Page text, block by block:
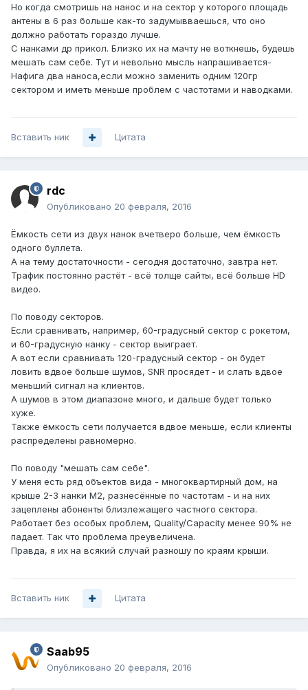
Но когда смотришь на нанос и на сектор у которого площадь
антены в 6 раз больше как-то задумывваешься, что оно
должно работать гораздо лучше.
С нанками др прикол. Близко их на мачту не воткнешь, будешь
мешать сам себе. Тут и невольно мысль напрашивается-
Нафига два наноса,если можно заменить одним 120гр
сектором и иметь меньше проблем с частотами и наводками.
Вставить ник Цитата
rdc
Опубликовано 20 февраля, 2016
Ёмкость сети из двух нанок вчетверо больше, чем ёмкость
одного буллета.
А на тему достаточности - сегодня достаточно, завтра нет.
Трафик постоянно растёт - всё толще сайты, всё больше HD
видео.
По поводу секторов.
Если сравнивать, например, 60-градусный сектор с рокетом,
и 60-градусную нанку - сектор выиграет.
А вот если сравнивать 120-градусный сектор - он будет
ловить вдвое больше шумов, SNR просядет - и слать вдвое
меньший сигнал на клиентов.
А шумов в этом диапазоне много, и дальше будет только
хуже.
Также ёмкость сети получается вдвое меньше, если клиенты
распределены равномерно.
По поводу "мешать сам себе".
У меня есть ряд объектов вида - многоквартирный дом, на
крыше 2-3 нанки M2, разнесённые по частотам - и на них
зацеплены абоненты близлежащего частного сектора.
Работает без особых проблем, Quality/Capacity менее 90% не
падает. Так что проблема преувеличена.
Правда, я их на всякий случай разношу по краям крыши.
Вставить ник Цитата
Saab95
Опубликовано 20 февраля, 2016